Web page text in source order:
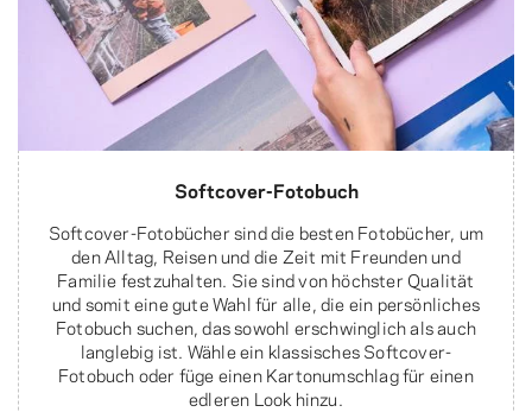
Softcover-Fotobuch
Softcover-Fotobücher sind die besten Fotobücher, um
den Alltag, Reisen und die Zeit mit Freunden und
Familie festzuhalten. Sie sind von höchster Qualität
und somit eine gute Wahl für alle, die ein persönliches
Fotobuch suchen, das sowohl erschwinglich als auch
langlebig ist. Wähle ein klassisches Softcover-
Fotobuch oder füge einen Kartonumschlag für einen
edleren Look hinzu.